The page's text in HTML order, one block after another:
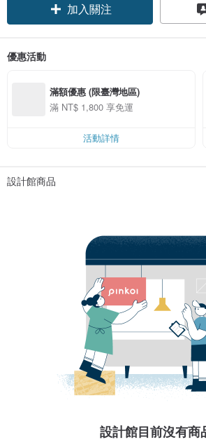
加入關注
優惠活動
滿額優惠 (限臺灣地區)
滿 NT$ 1,800 享免運
活動詳情
設計館商品
設計館目前沒有商